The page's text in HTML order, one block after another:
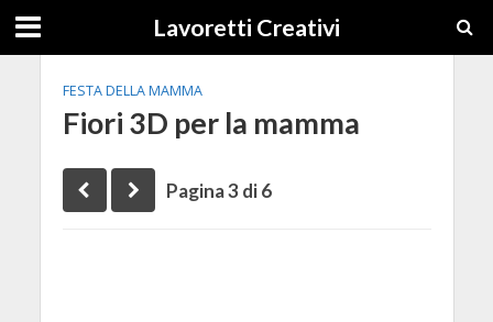
Lavoretti Creativi
FESTA DELLA MAMMA
Fiori 3D per la mamma
Pagina 3 di 6